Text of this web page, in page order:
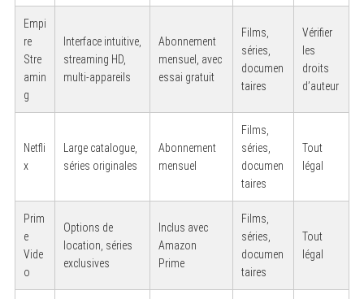
Empi
re
Stre
amin
g
Interface intuitive,
streaming HD,
multi-appareils
Abonnement
mensuel, avec
essai gratuit
Films,
séries,
documen
taires
Vérifier
les
droits
d’auteur
Netfli
x
Large catalogue,
séries originales
Abonnement
mensuel
Films,
séries,
documen
taires
Tout
légal
Prim
e
Vide
o
Options de
location, séries
exclusives
Inclus avec
Amazon
Prime
Films,
séries,
documen
taires
Tout
légal